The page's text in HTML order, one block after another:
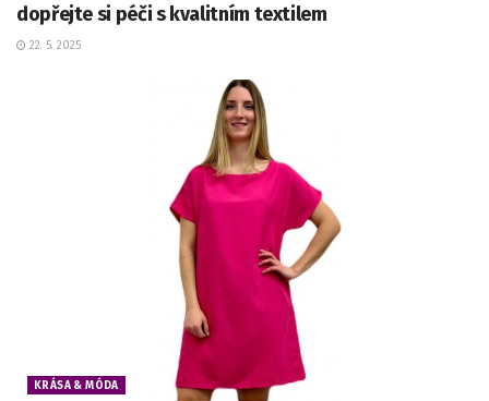
dopřejte si péči s kvalitním textilem
22. 5. 2025
KRÁSA & MÓDA